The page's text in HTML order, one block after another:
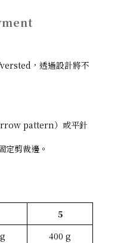
，透過設計將不
pattern）或平針
定剪裁邊。
5
400 g